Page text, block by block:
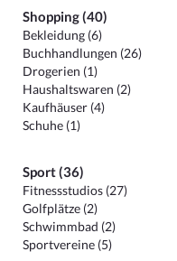
Shopping (40)
Bekleidung (6)
Buchhandlungen (26)
Drogerien (1)
Haushaltswaren (2)
Kaufhäuser (4)
Schuhe (1)
Sport (36)
Fitnessstudios (27)
Golfplätze (2)
Schwimmbad (2)
Sportvereine (5)